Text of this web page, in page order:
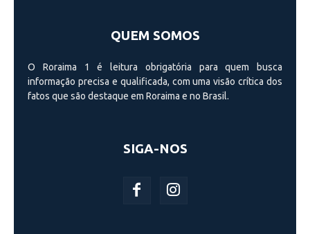
QUEM SOMOS
O Roraima 1 é leitura obrigatória para quem busca
informação precisa e qualificada, com uma visão crí­tica dos
fatos que são destaque em Roraima e no Brasil.
SIGA-NOS